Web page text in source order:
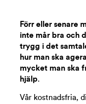
Förr eller senare
inte mår bra och
trygg i det
hur man ska
mycket man ska
hjälp.
Vår kostnadsfria,